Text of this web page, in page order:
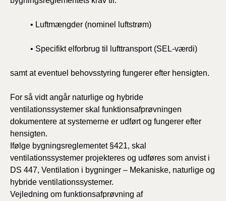
• Luftmængder (nominel luftstrøm)
• Specifikt elforbrug til lufttransport (SEL-værdi)
samt at eventuel behovsstyring fungerer efter hensigten.
For så vidt angår naturlige og hybride
ventilationssystemer skal funktionsafprøvningen
dokumentere at systemerne er udført og fungerer efter
hensigten.
Ifølge bygningsreglementet §421, skal
ventilationssystemer projekteres og udføres som anvist i
DS 447, Ventilation i bygninger – Mekaniske, naturlige og
hybride ventilationssystemer.
Vejledning om funktionsafprøvning af